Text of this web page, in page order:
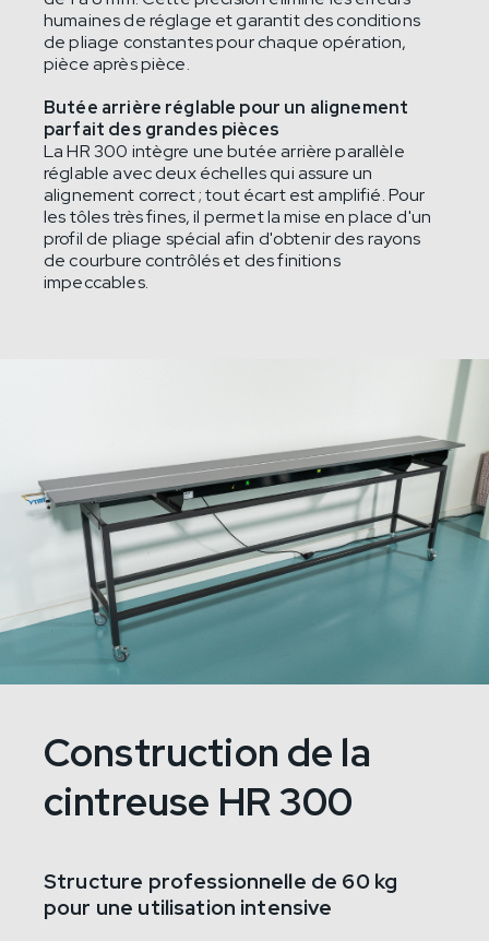
humaines de réglage et garantit des conditions
de pliage constantes pour chaque opération,
pièce après pièce.
Butée arrière réglable pour un alignement
parfait des grandes pièces
La HR 300 intègre une butée arrière parallèle
réglable avec deux échelles qui assure un
alignement correct ; tout écart est amplifié. Pour
les tôles très fines, il permet la mise en place d'un
profil de pliage spécial afin d'obtenir des rayons
de courbure contrôlés et des finitions
impeccables.
Construction de la
cintreuse HR 300
Structure professionnelle de 60 kg
pour une utilisation intensive